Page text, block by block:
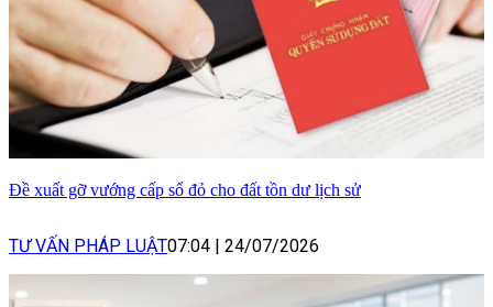
Đề xuất gỡ vướng cấp sổ đỏ cho đất tồn dư lịch sử
TƯ VẤN PHÁP LUẬT07:04 24/07/2026